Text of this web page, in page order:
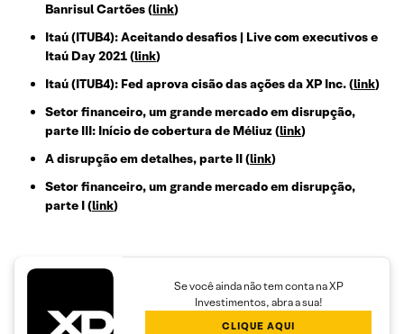
Banrisul Cartões(link)
Itaú (ITUB4): Aceitando desafios | Live com executivos e
Itaú Day 2021(link)
Itaú (ITUB4): Fed aprova cisão das ações da XP Inc.(link)
Setor financeiro, um grande mercado em disrupção,
parte III: Início de cobertura de Méliuz(link)
A disrupção em detalhes, parte II(link)
Setor financeiro, um grande mercado em disrupção,
parte I(link)
Se você ainda não tem conta na XP
Investimentos, abra a sua!
CLIQUE AQUI